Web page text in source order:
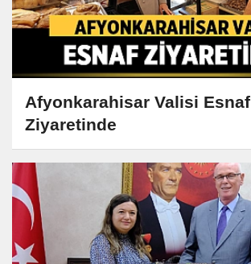
Afyonkarahisar Valisi Esnaf
Ziyaretinde